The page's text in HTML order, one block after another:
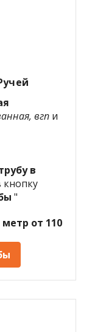
вгп и
в
кнопку
"
от 110